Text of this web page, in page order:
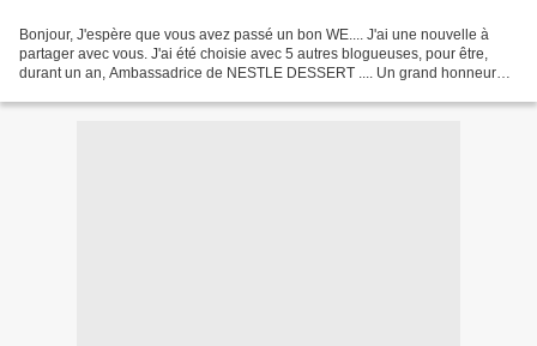
Bonjour, J'espère que vous avez passé un bon WE.... J'ai une nouvelle à
partager avec vous. J'ai été choisie avec 5 autres blogueuses, pour être,
durant un an, Ambassadrice de NESTLE DESSERT .... Un grand honneur